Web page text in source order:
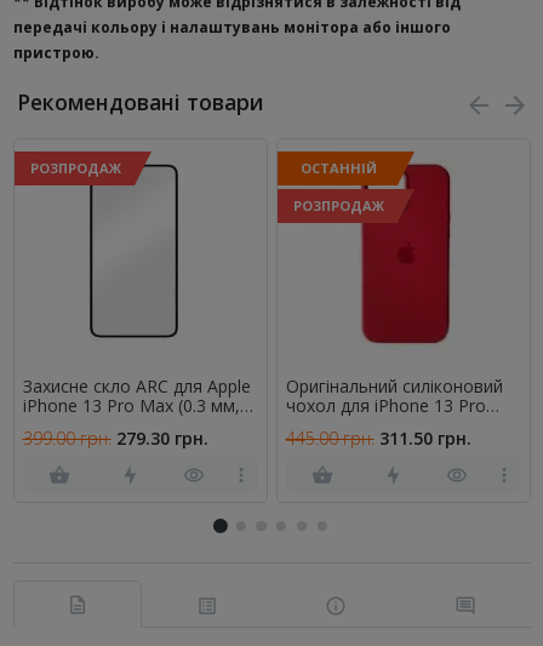
передачі кольору і налаштувань монітора або іншого
пристрою.
Рекомендовані товари
РОЗПРОДАЖ
Захисне скло ARC для Apple
iPhone 13 Pro Max (0.3 мм,
399.00 грн. 279.30 грн.
ОСТАННІЙ
РОЗПРОДАЖ
Оригінальний силіконовий
чохол для iPhone 13 Pro
445.00 грн. 311.50 грн.